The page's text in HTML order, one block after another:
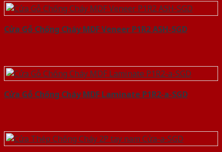
Cửa Gỗ Chống Cháy MDF Veneer P1R2 ASH-SGD
Cửa Gỗ Chống Cháy MDF Laminate P1R2-a-SGD